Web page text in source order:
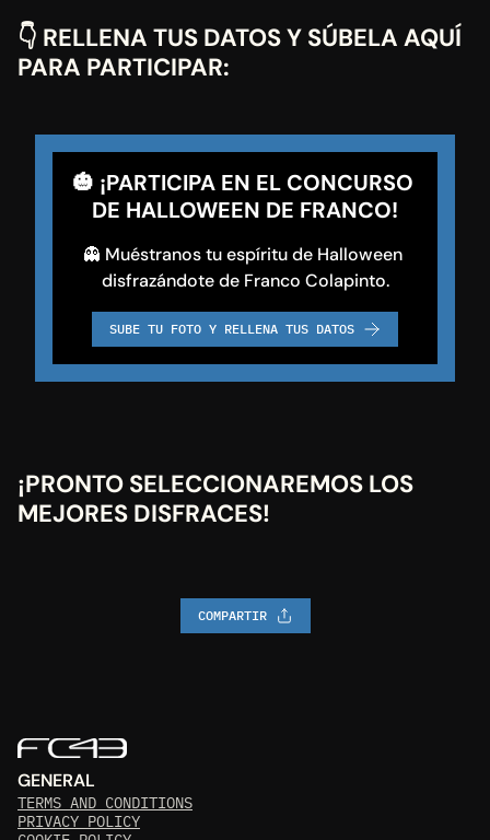
👇 RELLENA TUS DATOS Y SÚBELA AQUÍ
PARA PARTICIPAR:
🎃 ¡PARTICIPA EN EL CONCURSO
DE HALLOWEEN DE FRANCO!
👻 Muéstranos tu espíritu de Halloween
disfrazándote de Franco Colapinto.
SUBE TU FOTO Y RELLENA TUS DATOS
¡PRONTO SELECCIONAREMOS LOS
MEJORES DISFRACES!
COMPARTIR
GENERAL
TERMS AND CONDITIONS
PRIVACY POLICY